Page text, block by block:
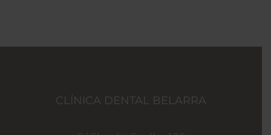
CLÍNICA DENTAL BELARRA